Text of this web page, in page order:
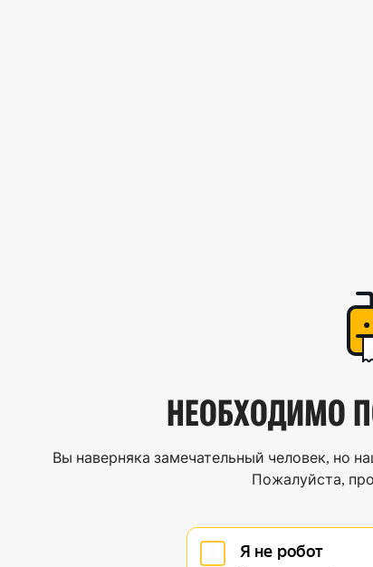
НЕОБХОДИМО
Вы наверняка замечательный человек, но
Пожалуйста,